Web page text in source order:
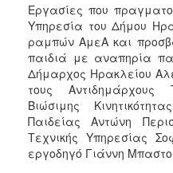
2020
2019
2018
2017
2016
2015
2013
Εργασίες που
Υπηρεσία του Δήμου
ραμπών ΑμεΑ και
παιδιά με αναπηρία
Δήμαρχος Ηρακλείου
τους Αντιδημάρχους
Βιώσιμης
Παιδείας Αντώνη
Τεχνικής Υπηρεσίας
εργοδηγό Γιάννη